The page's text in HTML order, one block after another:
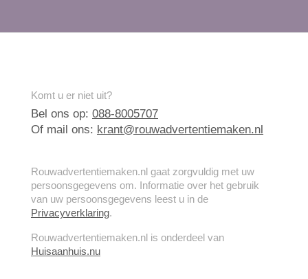
Komt u er niet uit?
Bel ons op: 088-8005707
Of mail ons: krant@rouwadvertentiemaken.nl
Rouwadvertentiemaken.nl gaat zorgvuldig met uw
persoonsgegevens om. Informatie over het gebruik
van uw persoonsgegevens leest u in de
Privacyverklaring.
Rouwadvertentiemaken.nl is onderdeel van
Huisaanhuis.nu